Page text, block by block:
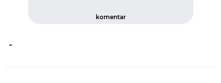
komentar
-